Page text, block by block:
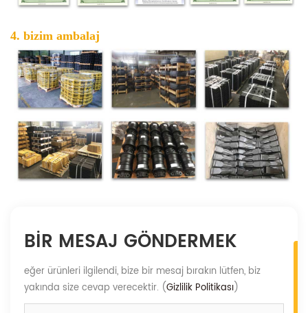
4. bizim ambalaj
BIR MESAJ GÖNDERMEK
eğer ürünleri ilgilendi, bize bir mesaj bırakın lütfen, biz
yakında size cevap verecektir. (Gizlilik Politikası)